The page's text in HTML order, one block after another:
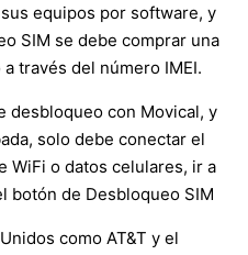
equipos por software, y
SIM se debe comprar una
través del número IMEI.
desbloqueo con Movical, y
solo debe conectar el
WiFi o datos celulares, ir a
botón de Desbloqueo SIM
como AT&T y el